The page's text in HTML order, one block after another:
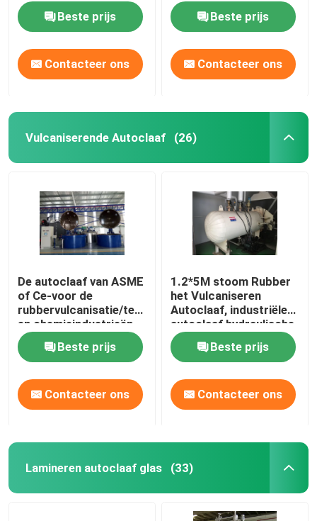
Concrete Blokasme
norm
Beste prijs
Contacteer ons
de autoclaaf van de
Drukvatautoclaaf AAC
Beste prijs
Contacteer ons
Vulcaniserende Autoclaaf (26)
De autoclaaf van ASME
of Ce-voor de
rubbervulcanisatie/textiel/kabel
en chemieindustrieën
Beste prijs
Contacteer ons
1.2*5M stoom Rubber
het Vulcaniseren
Autoclaaf, industriële
autoclaaf hydraulische
druk
Beste prijs
Contacteer ons
Lamineren autoclaaf glas (33)